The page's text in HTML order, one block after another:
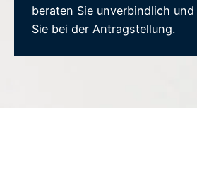
beraten Sie unverbindlich
Sie bei der Antragstellung.